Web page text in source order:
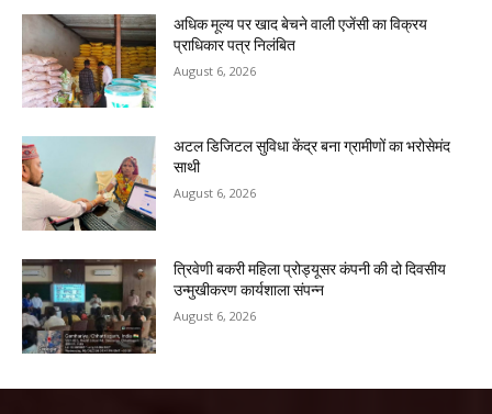
अधिक मूल्य पर खाद बेचने वाली एजेंसी का विक्रय
प्राधिकार पत्र निलंबित
August 6, 2026
अटल डिजिटल सुविधा केंद्र बना ग्रामीणों का भरोसेमंद
साथी
August 6, 2026
त्रिवेणी बकरी महिला प्रोड्यूसर कंपनी की दो दिवसीय
उन्मुखीकरण कार्यशाला संपन्न
August 6, 2026